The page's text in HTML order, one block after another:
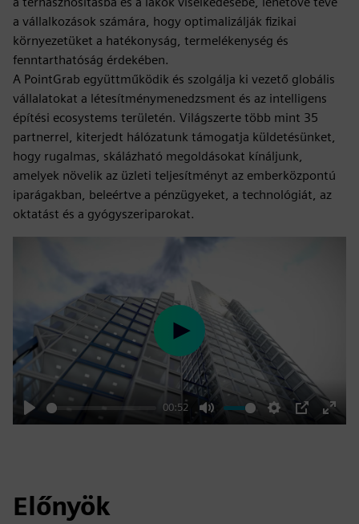
a vállalkozások számára, hogy optimalizálják fizikai
környezetüket a hatékonyság, termelékenység és
fenntarthatóság érdekében.
A PointGrab együttműködik és szolgálja ki vezető globális
vállalatokat a létesítménymenedzsment és az intelligens
építési ecosystems területén. Világszerte több mint 35
partnerrel, kiterjedt hálózatunk támogatja küldetésünket,
hogy rugalmas, skálázható megoldásokat kínáljunk,
amelyek növelik az üzleti teljesítményt az emberközpontú
iparágakban, beleértve a pénzügyeket, a technológiát, az
oktatást és a gyógyszeriparokat.
Play
00:52
Mute Settings
PIP
Enter
Play
Előnyök